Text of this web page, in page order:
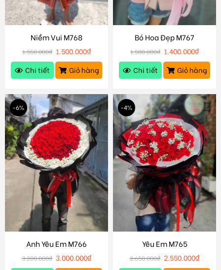
Niềm Vui M768
1.550.000₫ 1.500.000₫
Chi tiết
Giỏ hàng
Bó Hoa Đẹp M767
1.500.000₫ 1.400.000₫
Chi tiết
Giỏ hàng
-6%
Anh Yêu Em M766
3.200.000₫ 3.000.000₫
-4%
Yêu Em M765
2.650.000₫ 2.550.000₫